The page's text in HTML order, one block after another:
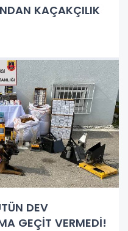
KAÇAKÇILIK
DEV
GEÇİT VERMEDİ!